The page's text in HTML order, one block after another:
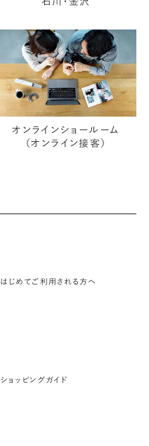
オンラインショールーム
（オンライン接客）
はじめてご利用される方へ
ショッピングガイド